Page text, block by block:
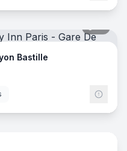
Bastille
24